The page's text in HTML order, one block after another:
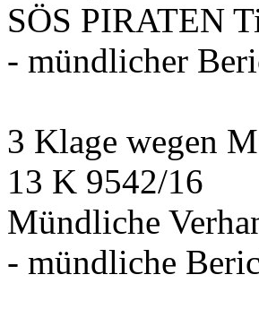
SÖS PIRATEN
- mündlicher
3 Klage wegen
13 K 9542/16
Mündliche
- mündliche